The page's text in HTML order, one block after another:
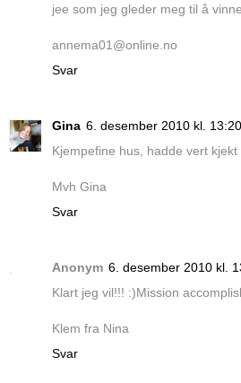
jee som jeg gleder meg til å
annema01@online.no
Svar
Gina 6. desember 2010 kl. 13:20
Kjempefine hus, hadde vert kjekt
Mvh Gina
Svar
Anonym 6. desember 2010 kl.
Klart jeg vil!!! :)Mission
Klem fra Nina
Svar